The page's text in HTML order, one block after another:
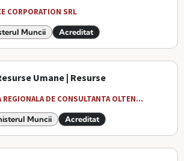
CORPORATION SRL
Muncii Acreditat
Umane | Resurse
REGIONALA DE CONSULTANTA OLTEN...
Muncii Acreditat